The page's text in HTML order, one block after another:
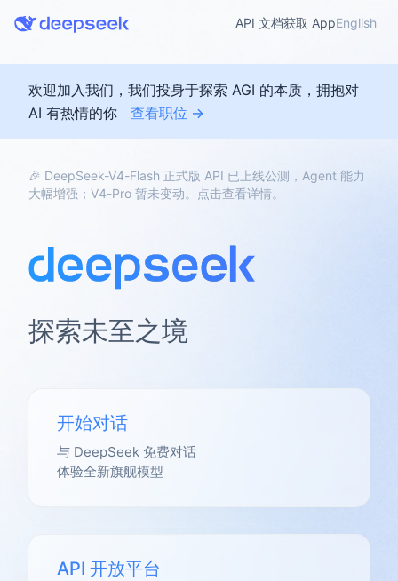
欢迎加入我们，我们投身于探索 AGI 的本质，拥抱对
AI 有热情的你
查看职位 →
🎉 DeepSeek-V4-Flash 正式版 API 已上线公测，Agent 能力
大幅增强；V4-Pro 暂未变动。点击查看详情。
探索未至之境
开始对话
与 DeepSeek 免费对话
体验全新旗舰模型
API 开放平台
API 文档获取 AppEnglish